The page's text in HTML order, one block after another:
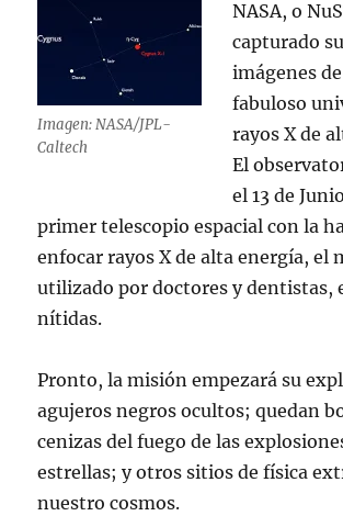
Imagen: NASA/JPL-
Caltech
NASA, o
capturado
imágenes
fabuloso
rayos X de
El
el 13 de
primer telescopio espacial con la
enfocar rayos X de alta energía, el
utilizado por doctores y dentistas,
nítidas.
Pronto, la misión empezará su
agujeros negros ocultos; quedan
cenizas del fuego de las
estrellas; y otros sitios de física
nuestro cosmos.